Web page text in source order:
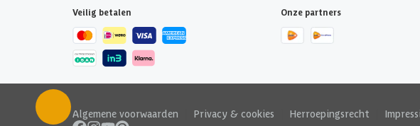
Veilig betalen Onze partners
Algemene voorwaarden Privacy & cookies Herroepingsrecht